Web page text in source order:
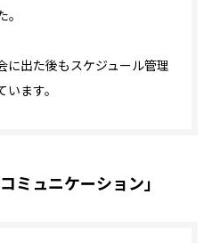
出た後もスケジュール管理
ます。
ミュニケーション」